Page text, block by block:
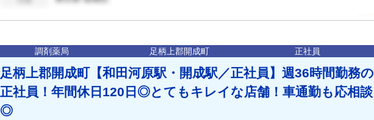
調剤薬局 足柄上郡開成町 正社員
足柄上郡開成町【和田河原駅・開成駅／正社員】週36時間勤務の
正社員！年間休日120日◎とてもキレイな店舗！車通勤も応相談
◎